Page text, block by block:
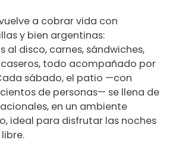
a cobrar vida con
y bien argentinas:
al disco, carnes, sándwiches,
todo acompañado por
sábado, el patio —con
de personas— se llena de
en un ambiente
ideal para disfrutar las noches